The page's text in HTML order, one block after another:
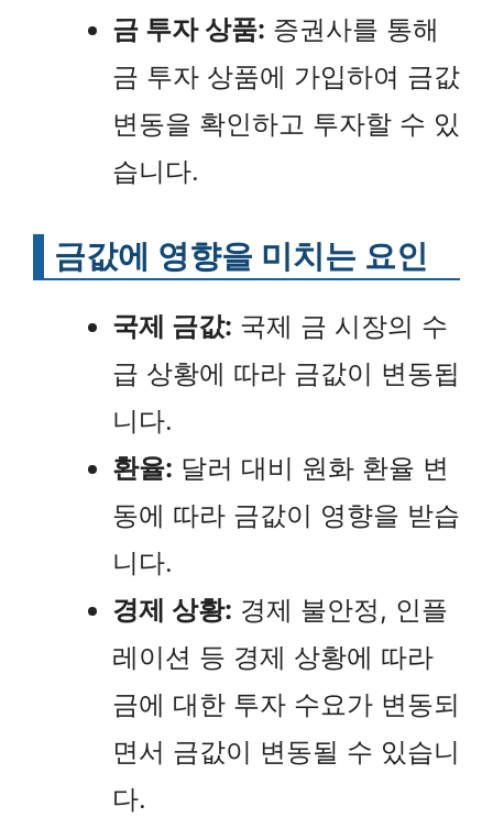
금 투자 상품: 증권사를 통해
금 투자 상품에 가입하여 금값
변동을 확인하고 투자할 수 있
습니다.
금값에 영향을 미치는 요인
국제 금값: 국제 금 시장의 수
급 상황에 따라 금값이 변동됩
니다.
환율: 달러 대비 원화 환율 변
동에 따라 금값이 영향을 받습
니다.
경제 상황: 경제 불안정, 인플
레이션 등 경제 상황에 따라
금에 대한 투자 수요가 변동되
면서 금값이 변동될 수 있습니
다.